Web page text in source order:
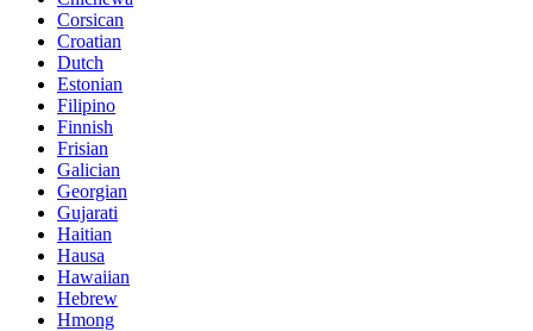
Corsican
Croatian
Dutch
Estonian
Filipino
Finnish
Frisian
Galician
Georgian
Gujarati
Haitian
Hausa
Hawaiian
Hebrew
Hmong